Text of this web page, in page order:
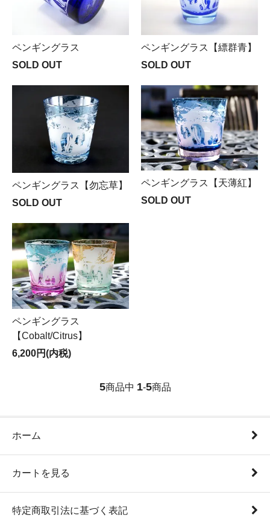
ペンギングラス
SOLD OUT
ペンギングラス【縹群青】
SOLD OUT
ペンギングラス【勿忘草】
SOLD OUT
ペンギングラス【天薄紅】
SOLD OUT
ペンギングラス
【Cobalt/Citrus】
6,200円(内税)
5商品中 1-5商品
ホーム
カートを見る
特定商取引法に基づく表記